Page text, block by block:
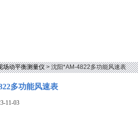
场动平衡测量仪> 沈阳*AM-4822多功能风速表
多功能风速表
11-03